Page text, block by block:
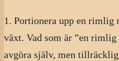
1. Portionera upp en rimlig
växt. Vad som är ”en
avgöra själv, men